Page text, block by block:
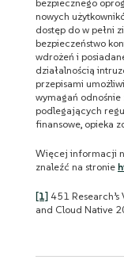
bezpiecznego
nowych
dostęp do w pełni
bezpieczeństwo
wdrożeń i
działalnością
przepisami
wymagań
podlegających
finansowe, opieka
Więcej informacji
znaleźć na stronie
[1] 451
and Cloud Native